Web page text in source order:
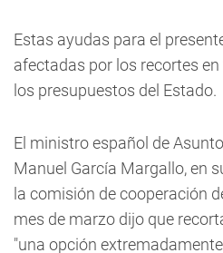
Estas ayudas para el
afectadas por los recortes
los presupuestos del Estado.
El ministro español de
Manuel García Margallo, en
la comisión de cooperación
mes de marzo dijo que
"una opción